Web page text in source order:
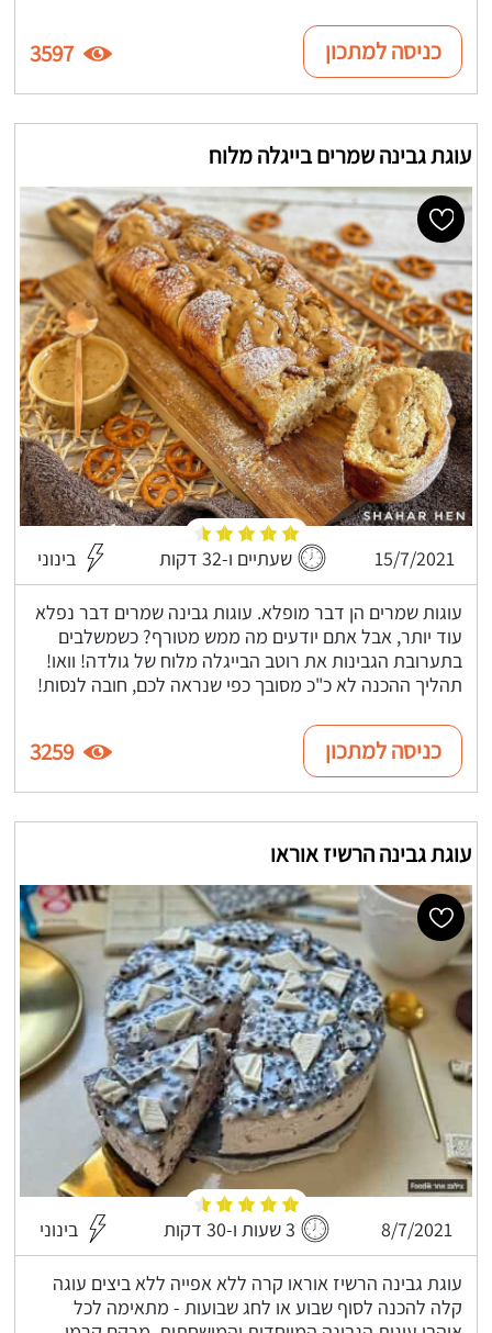
כניסה למתכון 3597
עוגת גבינה שמרים בייגלה מלוח
15/7/2021 שעתיים ו-32 דקות בינוני
עוגות שמרים הן דבר מופלא. עוגות גבינה שמרים דבר נפלא
עוד יותר, אבל אתם יודעים מה ממש מטורף? כשמשלבים
בתערובת הגבינות את רוטב הבייגלה מלוח של גולדה! וואו!
תהליך ההכנה לא כ"כ מסובך כפי שנראה לכם, חובה לנסות!
כניסה למתכון 3259
עוגת גבינה הרשיז אוראו
8/7/2021 3 שעות ו-30 דקות בינוני
עוגת גבינה הרשיז אוראו קרה ללא אפייה ללא ביצים עוגה
קלה להכנה לסוף שבוע או לחג שבועות - מתאימה לכל